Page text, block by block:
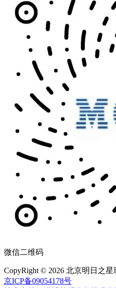
微信二维码
CopyRight © 2026 北京明日之
京ICP备09054178号